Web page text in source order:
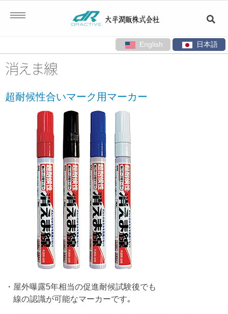
English 日本語
ン
ン
消えま線
超耐候性合いマーク用マーカー
・屋外曝露5年相当の促進耐候試験後でも
線の認識が可能なマーカーです｡